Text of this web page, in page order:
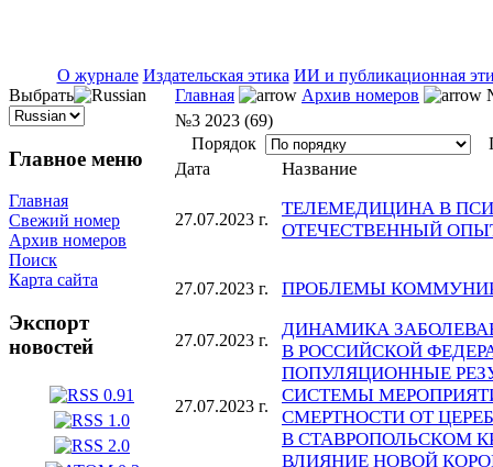
О журнале Издательская этика ИИ и публикационная
Выбрать
Главное меню
Главная
Свежий номер
Архив номеров
Поиск
Карта сайта
Экспорт
новостей
Главная Архив номеров
№3 2023 (69)
Порядок
Дата
Название
27.07.2023 г.
ТЕЛЕМЕДИЦИНА В
ОТЕЧЕСТВЕННЫЙ
27.07.2023 г. ПРОБЛЕМЫ
27.07.2023 г.
ДИНАМИКА
В РОССИЙСКОЙ
27.07.2023 г.
ПОПУЛЯЦИОННЫЕ
СИСТЕМЫ
СМЕРТНОСТИ ОТ
В СТАВРОПОЛЬСКОМ
ВЛИЯНИЕ НОВОЙ